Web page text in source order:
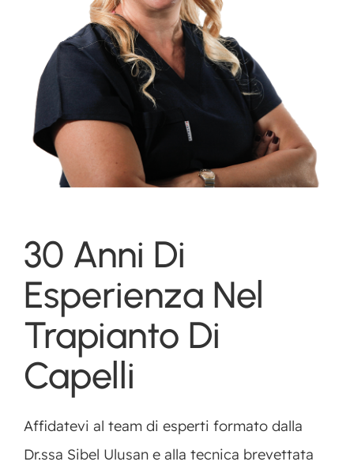
30 Anni Di
Esperienza Nel
Trapianto Di
Capelli
Affidatevi al team di esperti formato dalla
Dr.ssa Sibel Ulusan e alla tecnica brevettata